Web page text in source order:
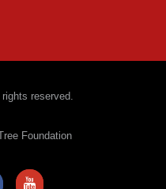
reserved.
Foundation